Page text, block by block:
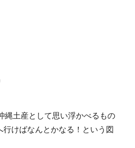
縄土産として思い浮かべるもの
けばなんとかなる！という図